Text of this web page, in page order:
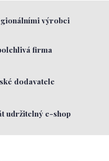
výrobci
firma
dodavatele
udržitelný e-shop